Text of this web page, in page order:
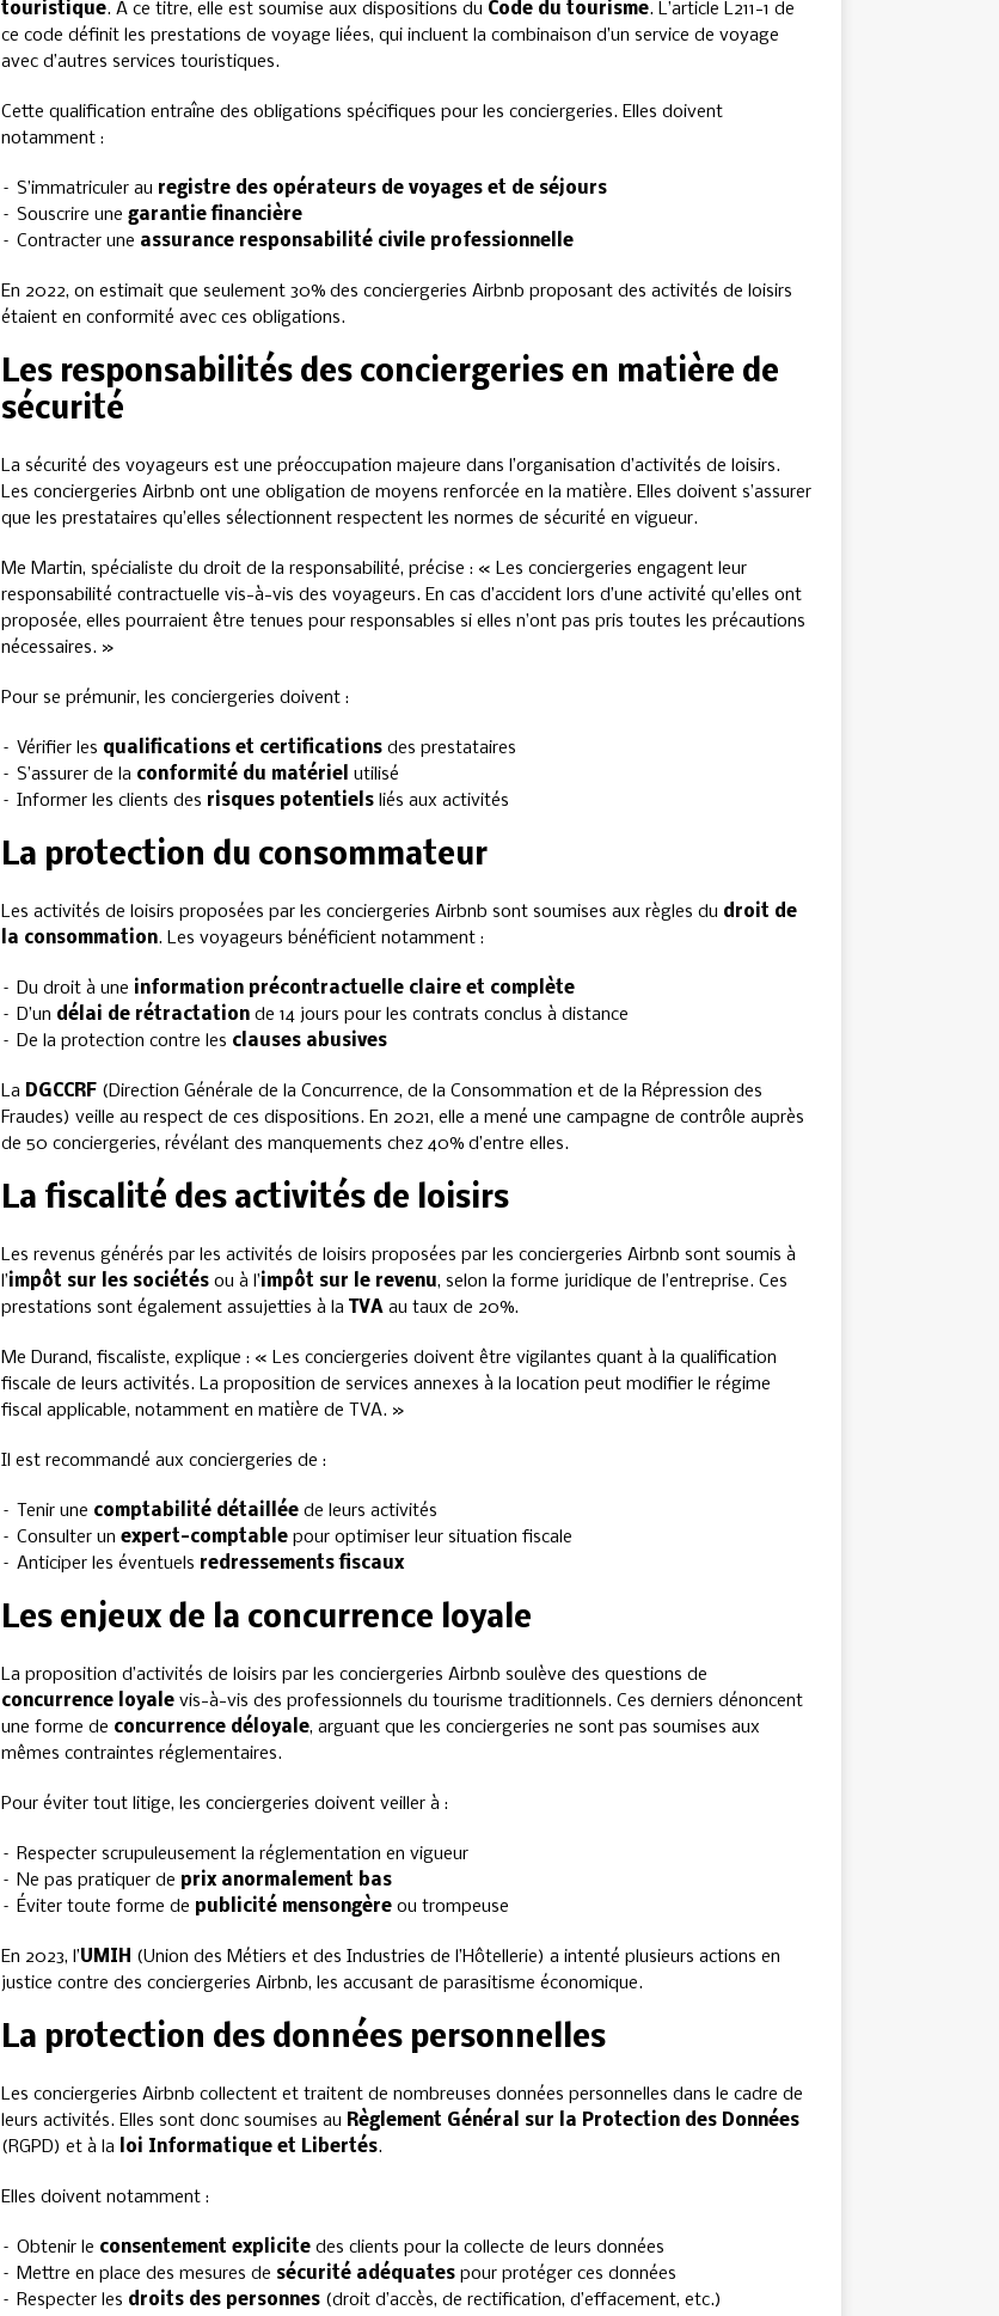
touristique. À ce titre, elle est soumise aux dispositions du Code du tourisme. L’article L211-1 de
ce code définit les prestations de voyage liées, qui incluent la combinaison d’un service de voyage
avec d’autres services touristiques.
Cette qualification entraîne des obligations spécifiques pour les conciergeries. Elles doivent
notamment :
– S’immatriculer au registre des opérateurs de voyages et de séjours
– Souscrire une garantie financière
– Contracter une assurance responsabilité civile professionnelle
En 2022, on estimait que seulement 30% des conciergeries Airbnb proposant des activités de loisirs
étaient en conformité avec ces obligations.
Les responsabilités des conciergeries en matière de
sécurité
La sécurité des voyageurs est une préoccupation majeure dans l’organisation d’activités de loisirs.
Les conciergeries Airbnb ont une obligation de moyens renforcée en la matière. Elles doivent s’assurer
que les prestataires qu’elles sélectionnent respectent les normes de sécurité en vigueur.
Me Martin, spécialiste du droit de la responsabilité, précise : « Les conciergeries engagent leur
responsabilité contractuelle vis-à-vis des voyageurs. En cas d’accident lors d’une activité qu’elles ont
proposée, elles pourraient être tenues pour responsables si elles n’ont pas pris toutes les précautions
nécessaires. »
Pour se prémunir, les conciergeries doivent :
– Vérifier les qualifications et certificationsdes prestataires
– S’assurer de la conformité du matériel utilisé
– Informer les clients des risques potentielsliés aux activités
La protection du consommateur
Les activités de loisirs proposées par les conciergeries Airbnb sont soumises aux règles du droit de
la consommation. Les voyageurs bénéficient notamment :
– Du droit à une information précontractuelle claire et complète
– D’un délai de rétractationde 14 jours pour les contrats conclus à distance
– De la protection contre les clauses abusives
La DGCCRF (Direction Générale de la Concurrence, de la Consommation et de la Répression des
Fraudes) veille au respect de ces dispositions. En 2021, elle a mené une campagne de contrôle auprès
de 50 conciergeries, révélant des manquements chez 40% d’entre elles.
La fiscalité des activités de loisirs
Les revenus générés par les activités de loisirs proposées par les conciergeries Airbnb sont soumis à
l’impôt sur les sociétésou à l’impôt sur le revenu, selon la forme juridique de l’entreprise. Ces
prestations sont également assujetties à la
TVAau taux de 20%.
Me Durand, fiscaliste, explique : « Les conciergeries doivent être vigilantes quant à la qualification
fiscale de leurs activités. La proposition de services annexes à la location peut modifier le régime
fiscal applicable, notamment en matière de TVA. »
Il est recommandé aux conciergeries de :
– Tenir une comptabilité détailléede leurs activités
– Consulter un expert-comptablepour optimiser leur situation fiscale
– Anticiper les éventuels redressements fiscaux
Les enjeux de la concurrence loyale
La proposition d’activités de loisirs par les conciergeries Airbnb soulève des questions de
concurrence loyalevis-à-vis des professionnels du tourisme traditionnels. Ces derniers dénoncent
une forme de concurrence déloyale, arguant que les conciergeries ne sont pas soumises aux
mêmes contraintes réglementaires.
Pour éviter tout litige, les conciergeries doivent veiller à :
– Respecter scrupuleusement la réglementation en vigueur
– Ne pas pratiquer de prix anormalement bas
– Éviter toute forme de publicité mensongèreou trompeuse
En 2023, l’UMIH (Union des Métiers et des Industries de l’Hôtellerie) a intenté plusieurs actions en
justice contre des conciergeries Airbnb, les accusant de parasitisme économique.
La protection des données personnelles
Les conciergeries Airbnb collectent et traitent de nombreuses données personnelles dans le cadre de
leurs activités. Elles sont donc soumises au Règlement Général sur la Protection des Données
(RGPD) et à la
loi Informatique et Libertés.
Elles doivent notamment :
– Obtenir le consentement explicitedes clients pour la collecte de leurs données
– Mettre en place des mesures de sécurité adéquatespour protéger ces données
– Respecter les droits des personnes(droit d’accès, de rectification, d’effacement, etc.)